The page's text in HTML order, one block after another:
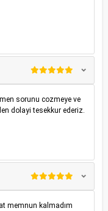
sorunu cozmeye ve
dolayi tesekkur ederiz.
memnun kalmadım